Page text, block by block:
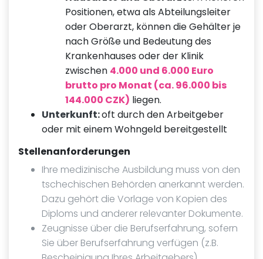
Positionen, etwa als Abteilungsleiter
oder Oberarzt, können die Gehälter je
nach Größe und Bedeutung des
Krankenhauses oder der Klinik
zwischen 4.000 und 6.000 Euro
brutto pro Monat (ca. 96.000 bis
144.000 CZK) liegen.
Unterkunft:oft durch den Arbeitgeber
oder mit einem Wohngeld bereitgestellt
Stellenanforderungen
Ihre medizinische Ausbildung muss von den
tschechischen Behörden anerkannt werden.
Dazu gehört die Vorlage von Kopien des
Diploms und anderer relevanter Dokumente.
Zeugnisse über die Berufserfahrung, sofern
Sie über Berufserfahrung verfügen (z.B.